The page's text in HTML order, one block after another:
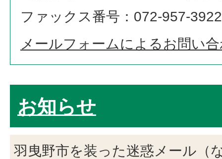
ファックス番号：072-957-3922
メールフォームによるお問い
お知らせ
羽曳野市を装った迷惑メール（